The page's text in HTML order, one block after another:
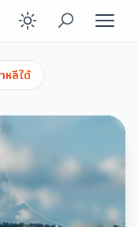
Enable dark
หลีใต้